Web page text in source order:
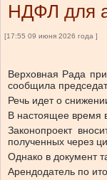
НДФЛ для
[17:55 09 июня 2026 года ]
Верховная Рада
сообщила
Речь идет о
В настоящее время
Законопроект
полученных через
Однако в документ
Арендодатель по